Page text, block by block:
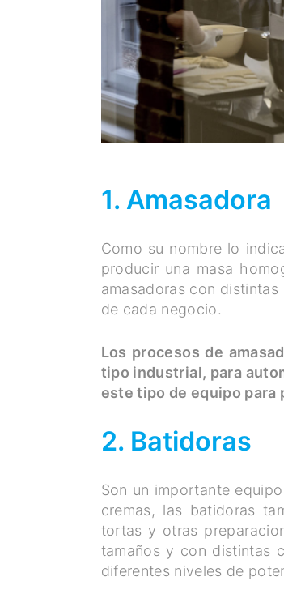
1. Amasadora
Como su nombre lo
producir una masa
amasadoras con
de cada negocio.
Los procesos de
tipo industrial, para
este tipo de equipo para
2. Batidoras
Son un importante
cremas, las batidoras
tortas y otras
tamaños y con distintas
diferentes niveles de